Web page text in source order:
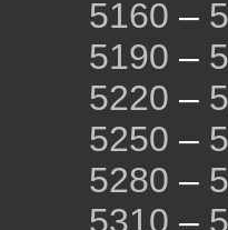
5160 –
5190 –
5220 –
5250 –
5280 –
5310 –